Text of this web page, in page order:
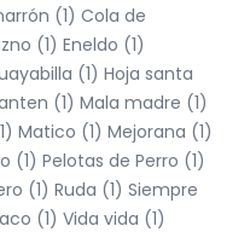
(1) Cola de
(1) Eneldo (1)
(1) Hoja santa
(1) Mala madre (1)
Matico (1) Mejorana (1)
(1) Pelotas de Perro (1)
(1) Ruda (1) Siempre
(1) Vida vida (1)